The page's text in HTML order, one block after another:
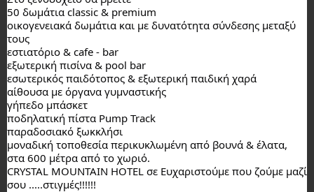
50 δωμάτια classic & premium
οικογενειακά δωμάτια και με δυνατότητα σύνδεσης μεταξύ
τους
εστιατόριο & cafe - bar
εξωτερική πισίνα & pool bar
εσωτερικός παιδότοπος & εξωτερική παιδική χαρά
αίθουσα με όργανα γυμναστικής
γήπεδο μπάσκετ
ποδηλατική πίστα Pump Track
παραδοσιακό ξωκκλήσι
μοναδική τοποθεσία περικυκλωμένη από βουνά & έλατα,
στα 600 μέτρα από το χωριό.
CRYSTAL MOUNTAIN HOTEL σε Ευχαριστούμε που ζούμε μαζί
σου .....στιγμές!!!!!!